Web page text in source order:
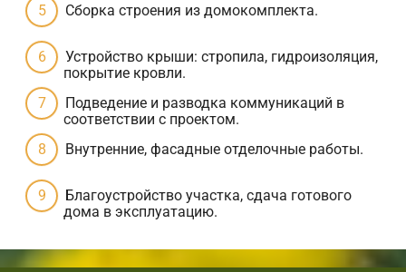
Сборка строения из домокомплекта.
Устройство крыши: стропила, гидроизоляция,
покрытие кровли.
Подведение и разводка коммуникаций в
соответствии с проектом.
Внутренние, фасадные отделочные работы.
Благоустройство участка, сдача готового
дома в эксплуатацию.